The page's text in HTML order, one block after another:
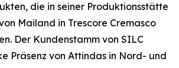
die in seiner Produktionsstätte
Mailand in Trescore Cremasco
Der Kundenstamm von SILC
Präsenz von Attindas in Nord- und